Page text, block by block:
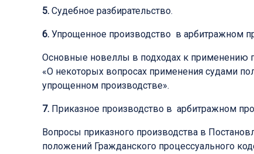
5. Судебное разбирательство.
6. Упрощенное производство в арбитражном
Основные новеллы в подходах к применению
«О некоторых вопросах применения судами
упрощенном производстве».
7. Приказное производство в арбитражном
Вопросы приказного производства в
положений Гражданского процессуального